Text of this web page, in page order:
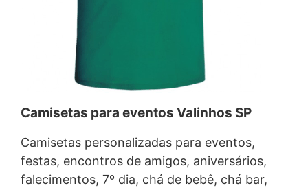
Camisetas para eventos Valinhos SP
Camisetas personalizadas para eventos,
festas, encontros de amigos, aniversários,
falecimentos, 7º dia, chá de bebê, chá bar,